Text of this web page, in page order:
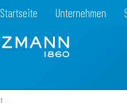
Startseite Unternehmen